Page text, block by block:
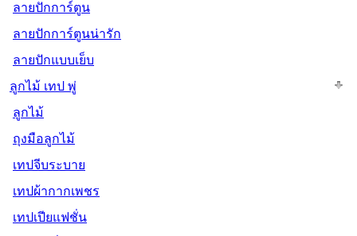
ลายปักการ์ตูน
ลายปักการ์ตูนน่ารัก
ลายปักแบบเย็บ
ลูกไม้ เทป พู่
ลูกไม้
ถุงมือลูกไม้
เทปจีบระบาย
เทปผ้ากากเพชร
เทปเปียแฟชั่น